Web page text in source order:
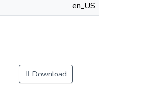
en_US
Download